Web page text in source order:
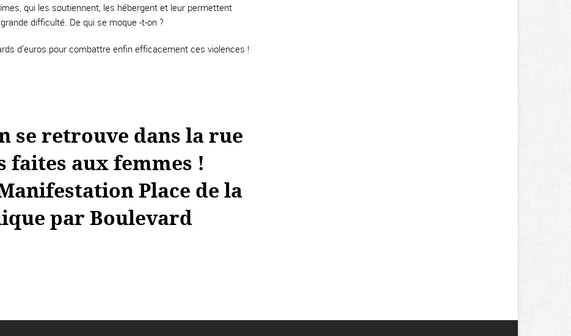
qui les soutiennent, les hébergent et leur permettent
difficulté. De qui se moque -t-on ?
d’euros pour combattre enfin efficacement ces violences !
se retrouve dans la rue
faites aux femmes !
Place de la
par Boulevard